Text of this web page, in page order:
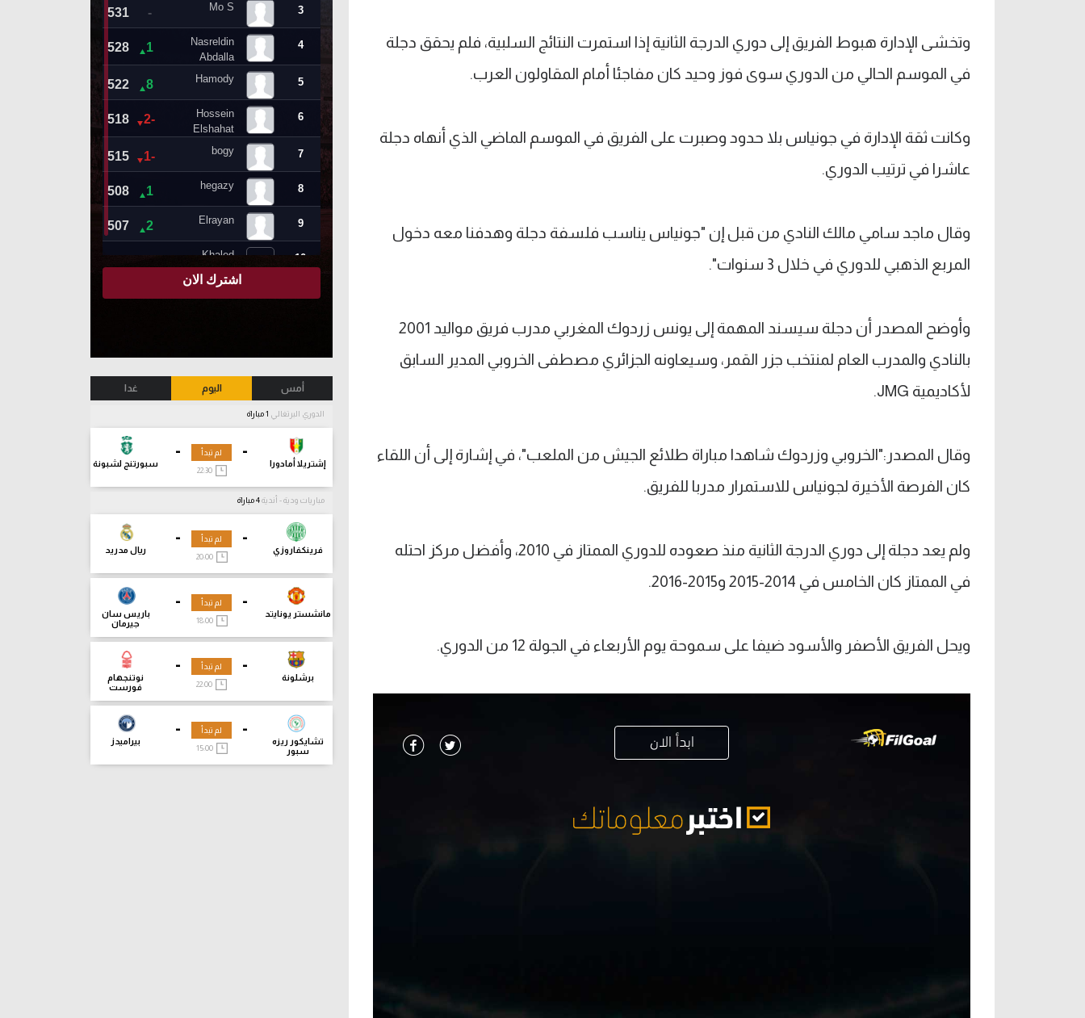
وتخشى الإدارة هبوط الفريق إلى دوري الدرجة الثانية إذا استمرت النتائج السلبية، فلم يحقق دجلة
في الموسم الحالي من الدوري سوى فوز وحيد كان مفاجئا أمام المقاولون العرب.
وكانت ثقة الإدارة في جونياس بلا حدود وصبرت على الفريق في الموسم الماضي الذي أنهاه دجلة
عاشرا في ترتيب الدوري.
وقال ماجد سامي مالك النادي من قبل إن "جونياس يناسب فلسفة دجلة وهدفنا معه دخول
المربع الذهبي للدوري في خلال 3 سنوات".
وأوضح المصدر أن دجلة سيسند المهمة إلى يونس زردوك المغربي مدرب فريق مواليد 2001
بالنادي والمدرب العام لمنتخب جزر القمر، وسيعاونه الجزائري مصطفى الخروبي المدير السابق
لأكاديمية JMG.
وقال المصدر:"الخروبي وزردوك شاهدا مباراة طلائع الجيش من الملعب"، في إشارة إلى أن اللقاء
كان الفرصة الأخيرة لجونياس للاستمرار مدربا للفريق.
ولم يعد دجلة إلى دوري الدرجة الثانية منذ صعوده للدوري الممتاز في 2010، وأفضل مركز احتله
في الممتاز كان الخامس في 2014-2015 و2015-2016.
ويحل الفريق الأصفر والأسود ضيفا على سموحة يوم الأربعاء في الجولة 12 من الدوري.
أمس اليوم غدا
الدوري البرتغالي
-
إشتريلا أمادورا
-
سبورتنج لشبونة
لم تبدأ
22:30
مباريات ودية - أندية
-
فرينكفاروزي
-
ريال مدريد
لم تبدأ
20:00
-
مانشستر يونايتد
-
باريس سان
جيرمان
لم تبدأ
18:00
-
برشلونة
-
نوتنجهام
فورست
لم تبدأ
-
تشايكور ريزه
سبور
-
بيراميدز
لم تبدأ
15:00